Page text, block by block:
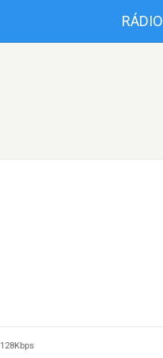
RÁDIO
128Kbps